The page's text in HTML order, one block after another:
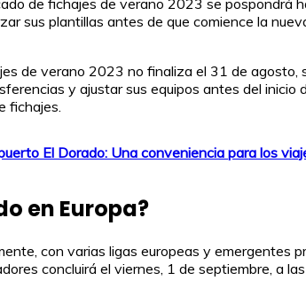
de fichajes de verano 2023 se
sus plantillas antes de que comience la
de verano 2023 no finaliza el 31 de
y ajustar sus equipos antes del
fichajes.
El Dorado: Una conveniencia para los
en Europa?
con varias ligas europeas y
concluirá el viernes, 1 de septiembre, a